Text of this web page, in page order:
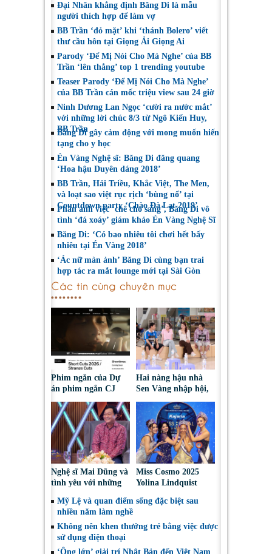
Đại Nhân khẳng định Băng Di là mẫu
người thích hợp để làm vợ
BB Trần ‘đỏ mặt’ khi ‘thánh Bolero’ viết
thư cầu hôn tại Giọng Ải Giọng Ai
Parody ‘Để Mị Nói Cho Mà Nghe’ của BB
Trần ‘lên thẳng’ top 1 trending youtube
Teaser Parody ‘Để Mị Nói Cho Mà Nghe’
của BB Trần cán mốc triệu view sau 24 giờ
Ninh Dương Lan Ngọc ‘cười ra nước mắt’
với những lời chúc 8/3 từ Ngô Kiến Huy,
BB Trần
Băng Di gây cảm động với mong muốn hiến
tạng cho y học
Én Vàng Nghệ sĩ: Băng Di đăng quang
‘Hoa hậu Duyên dáng 2018’
BB Trần, Hải Triều, Khắc Việt, The Men,
và loạt sao việt rục rịch ‘bùng nổ’ tại
Countdown party ‘Chào Đà Lạt 2019’
Phản ánh việc ‘chê cho sang’, Băng Di vô
tình ‘đá xoáy’ giám khảo Én Vàng Nghệ Sĩ
Băng Di: ‘Có bao nhiêu tôi chơi hết bấy
nhiêu tại Én Vàng 2018’
‘Ác nữ màn ảnh’ Băng Di cùng bạn trai
hợp tác ra mắt lounge mới tại Sài Gòn
Các tin cùng chuyên mục
Phim ngắn của Dự
án phim ngắn CJ
tiếp tục được đề cử
tại LHP quốc tế
Toronto 2026
Hai nàng hậu nhà
Sen Vàng nhập hội,
cùng Duniverse
chinh phục khán giả
Nghệ sĩ Mai Dũng và
tình yêu với những
Miss Cosmo 2025
Yolina Lindquist
đại diện mới tranh
Mỹ Lệ và quan điểm sống đặc biệt sau
nhiều năm làm nghề
Không nên khen thưởng trẻ bằng việc được
sử dụng điện thoại
‘Ông lớn’ giải trí Nhật Bản đến Việt Nam